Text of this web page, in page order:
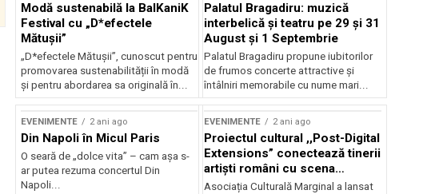
Modă sustenabilă la BalKaniK
Festival cu „D*efectele
Mătușii”
„D*efectele Mătușii”, cunoscut pentru
promovarea sustenabilității în modă
și pentru abordarea sa originală în...
Palatul Bragadiru: muzică
interbelică şi teatru pe 29 şi 31
August şi 1 Septembrie
Palatul Bragadiru propune iubitorilor
de frumos concerte attractive şi
întâlniri memorabile cu nume mari...
EVENIMENTE 2 ani ago
Din Napoli în Micul Paris
O seară de „dolce vita” – cam așa s-
ar putea rezuma concertul Din
Napoli...
EVENIMENTE 2 ani ago
Proiectul cultural ,,Post-Digital
Extensions” conectează tinerii
artiști români cu scena
internațională
Asociația Culturală Marginal a lansat